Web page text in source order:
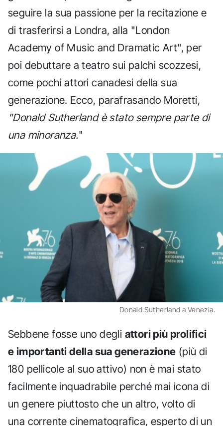
seguire la sua passione per la recitazione e
di trasferirsi a Londra, alla "London
Academy of Music and Dramatic Art", per
poi debuttare a teatro sui palchi scozzesi,
come pochi attori canadesi della sua
generazione. Ecco, parafrasando Moretti,
"Donald Sutherland è stato sempre parte di
una minoranza."
Donald Sutherland a Venezia.
Sebbene fosse uno degli attori più prolifici
e importanti della sua generazione (più di
180 pellicole al suo attivo) non è mai stato
facilmente inquadrabile perché mai icona di
un genere piuttosto che un altro, volto di
una corrente cinematografica, esperto di un